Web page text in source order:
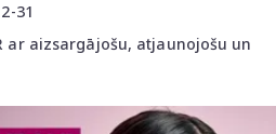
31
ar aizsargājošu, atjaunojošu un